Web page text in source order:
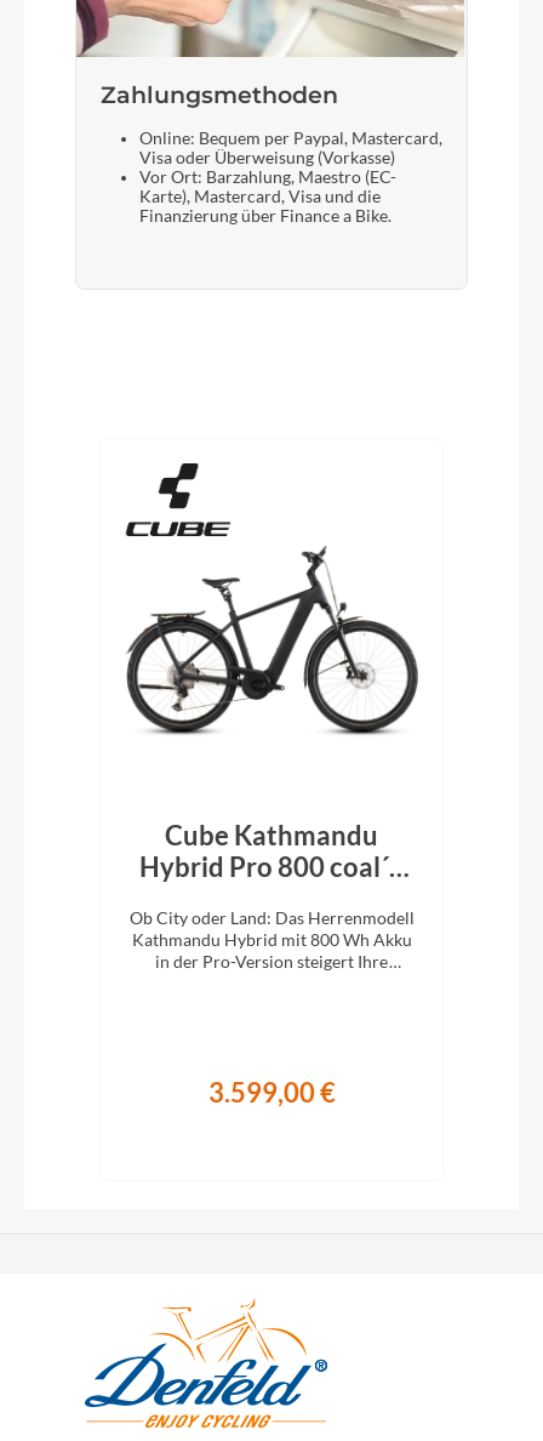
Zahlungsmethoden
Online: Bequem per Paypal, Mastercard,
Visa oder Überweisung (Vorkasse)
Vor Ort: Barzahlung, Maestro (EC-
Karte), Mastercard, Visa und die
Finanzierung über Finance a Bike.
Cube Kathmandu
Hybrid Pro 800 coal´n
Ob City oder Land: Das Herrenmodell
Kathmandu Hybrid mit 800 Wh Akku
in der Pro-Version steigert Ihre
3.599,00 €